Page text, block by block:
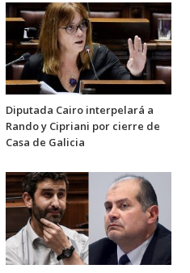
Diputada Cairo interpelará a
Rando y Cipriani por cierre de
Casa de Galicia